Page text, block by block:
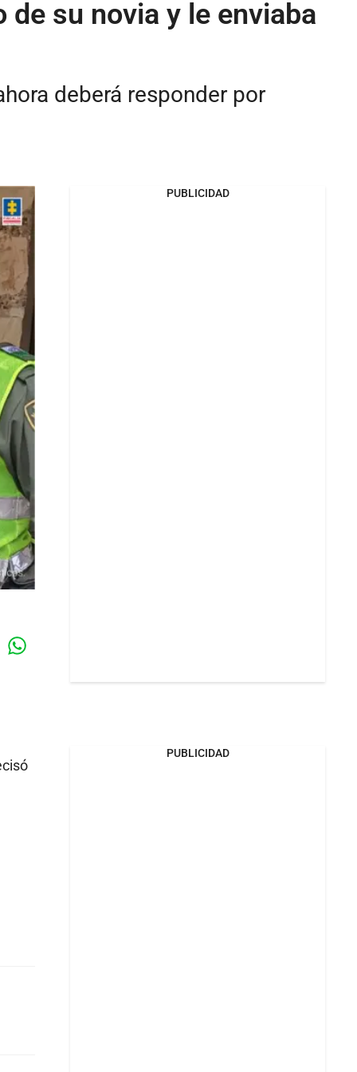
de su novia y le enviaba
deberá responder por
PUBLICIDAD
PUBLICIDAD